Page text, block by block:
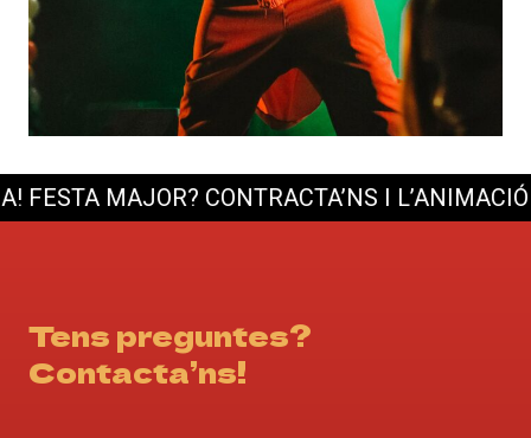
CONTRACTA’NS I L’ANIMACIÓ ESTÀ
Tens preguntes?
Contacta’ns!